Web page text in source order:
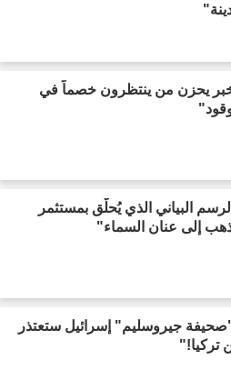
يحزن من ينتظرون خصماً في
البياني الذي يُحلّق بمستثمر
إلى عنان السماء"
جيروسليم" إسرائيل ستعتذر